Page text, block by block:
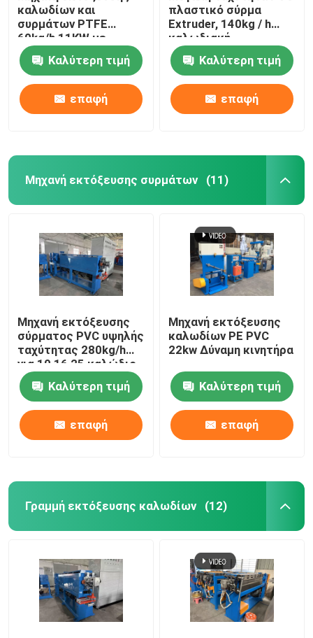
καλωδίων και
συρμάτων PTFE
60kg/h 11KW με
κινητήρα Siemens
Καλύτερη τιμή
επαφή
πλαστικό σύρμα
Extruder, 140kg / h
καλωδιακή
κατασκευή μηχανή
Καλύτερη τιμή
επαφή
Μηχανή εκτόξευσης συρμάτων (11)
Μηχανή εκτόξευσης
σύρματος PVC υψηλής
ταχύτητας 280kg/h
για 10 16 25 καλώδιο
Καλύτερη τιμή
επαφή
Μηχανή εκτόξευσης
καλωδίων PE PVC
22kw Δύναμη κινητήρα
Καλύτερη τιμή
επαφή
Γραμμή εκτόξευσης καλωδίων (12)